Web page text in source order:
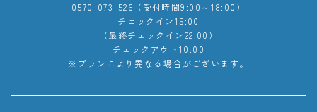
0570-073-526（受付時間9:00～18:00）
チェックイン15:00
（最終チェックイン22:00）
チェックアウト10:00
※プランにより異なる場合がございます。